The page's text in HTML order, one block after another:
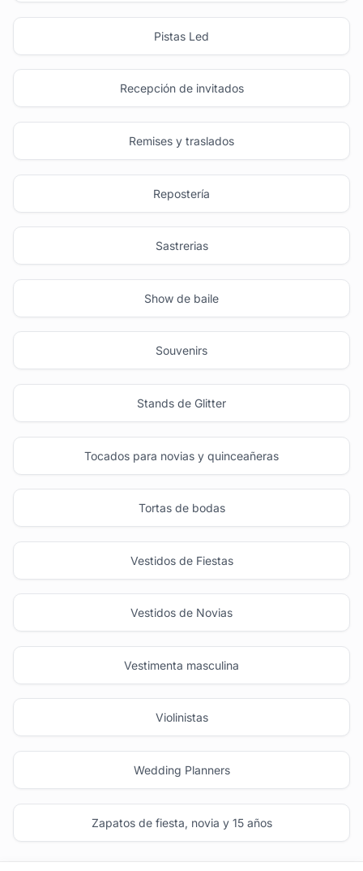
Pistas Led
Recepción de invitados
Remises y traslados
Repostería
Sastrerias
Show de baile
Souvenirs
Stands de Glitter
Tocados para novias y quinceañeras
Tortas de bodas
Vestidos de Fiestas
Vestidos de Novias
Vestimenta masculina
Violinistas
Wedding Planners
Zapatos de fiesta, novia y 15 años